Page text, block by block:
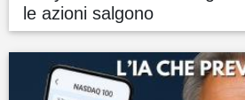
le azioni salgono